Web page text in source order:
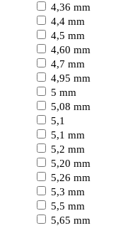
4,36 mm
4,4 mm
4,5 mm
4,60 mm
4,7 mm
4,95 mm
5 mm
5,08 mm
5,1
5,1 mm
5,2 mm
5,20 mm
5,26 mm
5,3 mm
5,5 mm
5,65 mm